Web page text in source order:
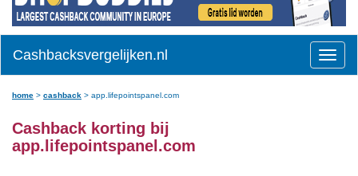
Toggle
Cashbacksvergelijken.nl
home > cashback > app.lifepointspanel.com
Cashback korting bij
app.lifepointspanel.com